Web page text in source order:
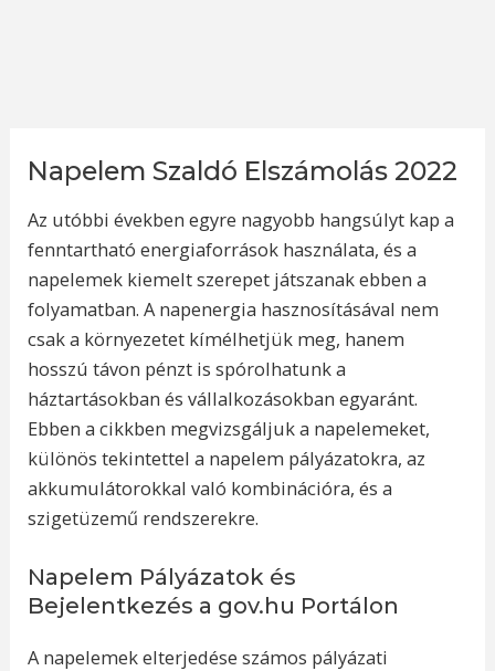
Napelem Szaldó Elszámolás 2022
Az utóbbi években egyre nagyobb hangsúlyt kap a
fenntartható energiaforrások használata, és a
napelemek kiemelt szerepet játszanak ebben a
folyamatban. A napenergia hasznosításával nem
csak a környezetet kímélhetjük meg, hanem
hosszú távon pénzt is spórolhatunk a
háztartásokban és vállalkozásokban egyaránt.
Ebben a cikkben megvizsgáljuk a napelemeket,
különös tekintettel a napelem pályázatokra, az
akkumulátorokkal való kombinációra, és a
szigetüzemű rendszerekre.
Napelem Pályázatok és
Bejelentkezés a gov.hu Portálon
A napelemek elterjedése számos pályázati